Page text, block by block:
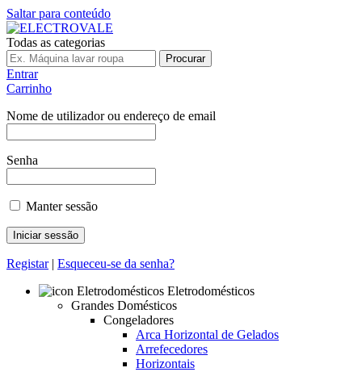
Saltar para conteúdo
Todas as categorias
Procurar
Entrar
Carrinho
Nome de utilizador ou endereço de email
Senha
Manter sessão
Registar| Esqueceu-se da senha?
Eletrodomésticos
Grandes Domésticos
Congeladores
Arca Horizontal de Gelados
Arrefecedores
Horizontais